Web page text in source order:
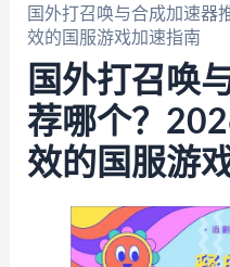
国外打召唤与合成加速器
效的国服游戏加速指南
国外打召唤
荐哪个？
效的国服游